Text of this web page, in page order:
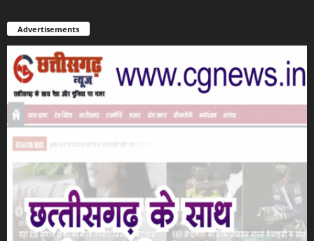
Advertisements